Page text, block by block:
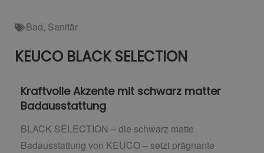
Bad, Sanitär
KEUCO BLACK SELECTION
Kraftvolle Akzente mit schwarz matter
Badausstattung
BLACK SELECTION – die schwarz matte
Badausstattung von KEUCO – setzt prägnante